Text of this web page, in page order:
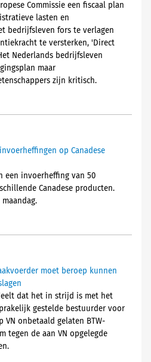
Commissie een fiscaal plan
lasten en
bedrijfsleven fors te verlagen
te versterken, 'Direct
Nederlands bedrijfsleven
maar
zijn kritisch.
op Canadese
een invoerheffing van 50
Canadese producten.
moet beroep kunnen
dat het in strijd is met het
gestelde bestuurder voor
VN onbetaald gelaten BTW-
tegen de aan VN opgelegde